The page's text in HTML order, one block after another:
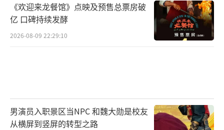
《欢迎来龙餐馆》点映及预售总票房破
亿 口碑持续发酵
2026-08-09 22:29:10
男演员入职景区当NPC 和魏大勋是校友
从横屏到竖屏的转型之路